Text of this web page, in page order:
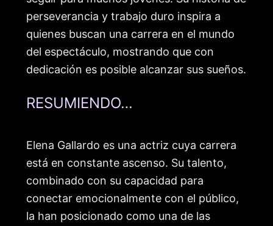
perseverancia y trabajo duro inspira a
quienes buscan una carrera en el mundo
del espectáculo, mostrando que con
dedicación es posible alcanzar sus sueños.
RESUMIENDO…
Elena Gallardo es una actriz cuya carrera
está en constante ascenso. Su talento,
combinado con su capacidad para
conectar emocionalmente con el público,
la han posicionado como una de las